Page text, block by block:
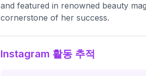
and featured in renowned beauty
cornerstone of her success.
Instagram 활동 추적